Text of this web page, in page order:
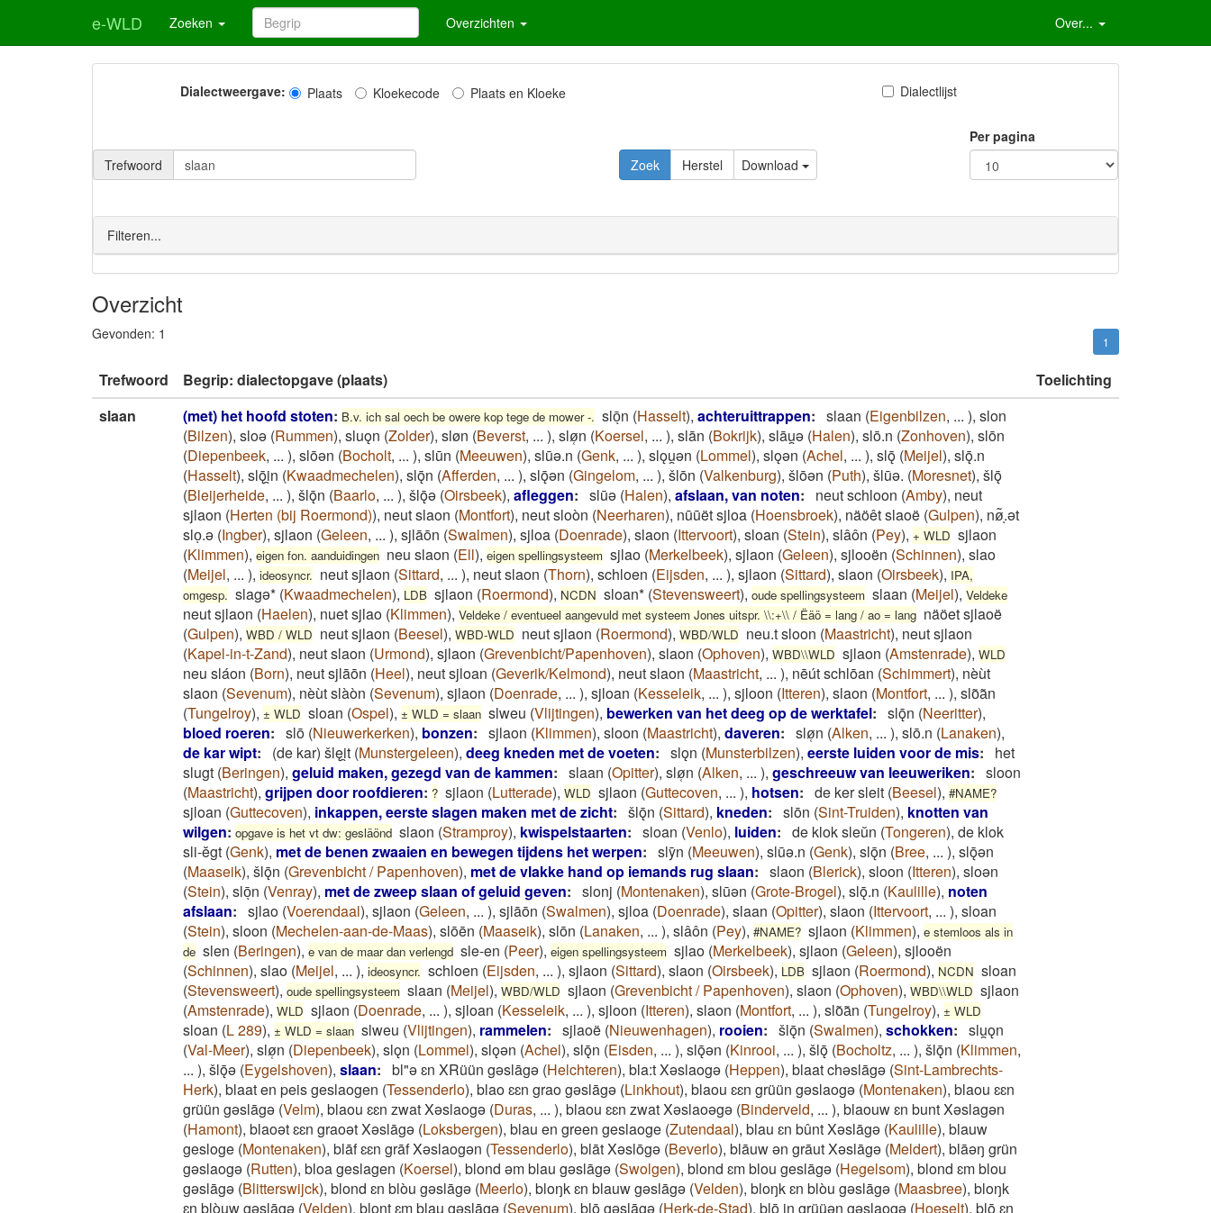
e-WLD Zoeken Overzichten Over...
Dialectweergave: Plaats Kloekecode Plaats en Kloeke Dialectlijst
Trefwoord Download
Per pagina
Filteren...
Overzicht
Gevonden: 1 1
Trefwoord Begrip: dialectopgave (plaats)
Toelichting
slaan
(met) het hoofd stoten: B.v. ich sal oech be owere kop tege de mower -. slōͅn (Hasselt), achteruittrappen: slaan (Eigenbilzen, ... ), slon
(Bilzen), sloǝ (Rummen), sluǫn (Zolder), sløn (Beverst, ... ), slø̜n (Koersel, ... ), slān (Bokrijk), slāu̯ǝ (Halen), slō.n (Zonhoven), slōn
(Diepenbeek, ... ), slōǝn (Bocholt, ... ), slūn (Meeuwen), slūǝ.n (Genk, ... ), slǫu̯ǝn (Lommel), slǫǝn (Achel, ... ), slǭ (Meijel), slǭ.n
(Hasselt), slǭi̯n (Kwaadmechelen), slǭn (Afferden, ... ), slǭǝn (Gingelom, ... ), šlōn (Valkenburg), šlōǝn (Puth), šlūǝ. (Moresnet), šlǭ
(Bleijerheide, ... ), šlǭn (Baarlo, ... ), šlǭǝ (Oirsbeek), afleggen: slūǝ (Halen), afslaan, van noten: neut schloon (Amby), neut
sjlaon (Herten (bij Roermond)), neut slaon (Montfort), neut sloòn (Neerharen), nūūët sjloa (Hoensbroek), näöêt slaoë (Gulpen), nø͂ͅ.ət
sloͅ.ə (Ingber), sjlaon (Geleen, ... ), sjlāōn (Swalmen), sjloa (Doenrade), slaon (Ittervoort), sloan (Stein), slâôn (Pey), + WLD sjlaon
(Klimmen), eigen fon. aanduidingen neu slaon (Ell), eigen spellingsysteem sjlao (Merkelbeek), sjlaon (Geleen), sjlooën (Schinnen), slao
(Meijel, ... ), ideosyncr. neut sjlaon (Sittard, ... ), neut slaon (Thorn), schloen (Eijsden, ... ), sjlaon (Sittard), slaon (Oirsbeek), IPA,
omgesp. slagə* (Kwaadmechelen), LDB sjlaon (Roermond), NCDN sloan* (Stevensweert), oude spellingsysteem slaan (Meijel), Veldeke
neut sjlaon (Haelen), nuet sjlao (Klimmen), Veldeke / eventueel aangevuld met systeem Jones uitspr. \\:+\\ / Ëäö = lang / ao = lang näöet sjlaoë
(Gulpen), WBD / WLD neut sjlaon (Beesel), WBD-WLD neut sjlaon (Roermond), WBD/WLD neu.t sloon (Maastricht), neut sjlaon
(Kapel-in-t-Zand), neut slaon (Urmond), sjlaon (Grevenbicht/Papenhoven), slaon (Ophoven), WBD\\WLD sjlaon (Amstenrade), WLD
neu sláon (Born), neut sjlāōn (Heel), neut sjloan (Geverik/Kelmond), neut slaon (Maastricht, ... ), nēút schlōan (Schimmert), nèùt
slaon (Sevenum), nèùt slàòn (Sevenum), sjlaon (Doenrade, ... ), sjloan (Kesseleik, ... ), sjloon (Itteren), slaon (Montfort, ... ), slo͂a͂n
(Tungelroy), ± WLD sloan (Ospel), ± WLD = slaan slweu (Vlijtingen), bewerken van het deeg op de werktafel: slǭn (Neeritter),
bloed roeren: slō (Nieuwerkerken), bonzen: sjlaon (Klimmen), sloon (Maastricht), daveren: slø̜n (Alken, ... ), slō.n (Lanaken),
de kar wipt: (de kar) šlęi̯t (Munstergeleen), deeg kneden met de voeten: slǫn (Munsterbilzen), eerste luiden voor de mis:
het
slugt (Beringen), geluid maken, gezegd van de kammen: slaan (Opitter), slø̜n (Alken, ... ), geschreeuw van leeuweriken: sloon
(Maastricht), grijpen door roofdieren: ? sjlaon (Lutterade), WLD sjlaon (Guttecoven, ... ), hotsen: de ker sleit (Beesel), #NAME?
sjloan (Guttecoven), inkappen, eerste slagen maken met de zicht: šlǭn (Sittard), kneden: slōn (Sint-Truiden), knotten van
wilgen: opgave is het vt dw: gesläönd slaon (Stramproy), kwispelstaarten: sloan (Venlo), luiden: de klok sleŭn (Tongeren), de klok
sli-ĕgt (Genk), met de benen zwaaien en bewegen tijdens het werpen: slȳn (Meeuwen), slūǝ.n (Genk), slǭn (Bree, ... ), slǭǝn
(Maaseik), šlǭn (Grevenbicht / Papenhoven), met de vlakke hand op iemands rug slaan: slaon (Blerick), sloon (Itteren), sloən
(Stein), slōͅn (Venray), met de zweep slaan of geluid geven: slonj (Montenaken), slūǝn (Grote-Brogel), slǭ.n (Kaulille), noten
afslaan: sjlao (Voerendaal), sjlaon (Geleen, ... ), sjlāōn (Swalmen), sjloa (Doenrade), slaan (Opitter), slaon (Ittervoort, ... ), sloan
(Stein), sloon (Mechelen-aan-de-Maas), slōēn (Maaseik), slōn (Lanaken, ... ), slâôn (Pey), #NAME? sjlaon (Klimmen), e stemloos als in
de slen (Beringen), e van de maar dan verlengd sle-en (Peer), eigen spellingsysteem sjlao (Merkelbeek), sjlaon (Geleen), sjlooën
(Schinnen), slao (Meijel, ... ), ideosyncr. schloen (Eijsden, ... ), sjlaon (Sittard), slaon (Oirsbeek), LDB sjlaon (Roermond), NCDN sloan
(Stevensweert), oude spellingsysteem slaan (Meijel), WBD/WLD sjlaon (Grevenbicht / Papenhoven), slaon (Ophoven), WBD\\WLD sjlaon
(Amstenrade), WLD sjlaon (Doenrade, ... ), sjloan (Kesseleik, ... ), sjloon (Itteren), slaon (Montfort, ... ), slo͂a͂n (Tungelroy), ± WLD
sloan (L 289), ± WLD = slaan slweu (Vlijtingen), rammelen: sjlaoë (Nieuwenhagen), rooien: šlǭn (Swalmen), schokken: slu̯ǫn
(Val-Meer), slø̜n (Diepenbeek), slǫn (Lommel), slǫǝn (Achel), slǭn (Eisden, ... ), slǭǝn (Kinrooi, ... ), šlǭ (Bocholtz, ... ), šlǭn (Klimmen,
... ), šlǭǝ (Eygelshoven), slaan: bl"ə ɛn XRüün gəslāgə (Helchteren), bla:t Xəslaogə (Heppen), blaat chəslāgə (Sint-Lambrechts-
Herk), blaat en peis geslaogen (Tessenderlo), blao ɛɛn grao gəslāgə (Linkhout), blaou ɛɛn grüün gəslaogə (Montenaken), blaou ɛɛn
grüün gəslāgə (Velm), blaou ɛɛn zwat Xəslaogə (Duras, ... ), blaou ɛɛn zwat Xəslaoəgə (Binderveld, ... ), blaouw ɛn bunt Xəslagən
(Hamont), blaoət ɛɛn graoət Xəslāgə (Loksbergen), blau en green geslaoge (Zutendaal), blau ɛn bûnt Xəslāgə (Kaulille), blauw
gesloge (Montenaken), blāf ɛɛn grāf Xəslaogən (Tessenderlo), blāt Xəslōgə (Beverlo), blāuw ən grāut Xəslāgə (Meldert), blāəŋ grün
gəslaogə (Rutten), bloa geslagen (Koersel), blond əm blau gəslāgə (Swolgen), blond ɛm blou geslāgə (Hegelsom), blond ɛm blou
gəslāgə (Blitterswijck), blond ɛn blòu gəslāgə (Meerlo), bloŋk ɛn blauw gəslāgə (Velden), bloŋk ɛn blòu gəslāgə (Maasbree), bloŋk
ɛn blòuw gəslāgə (Velden), bloŋt ɛm blau gəslāgə (Sevenum), blō gəslāgə (Herk-de-Stad), blō in grüüən gəslaogə (Hoeselt), blō ɛn